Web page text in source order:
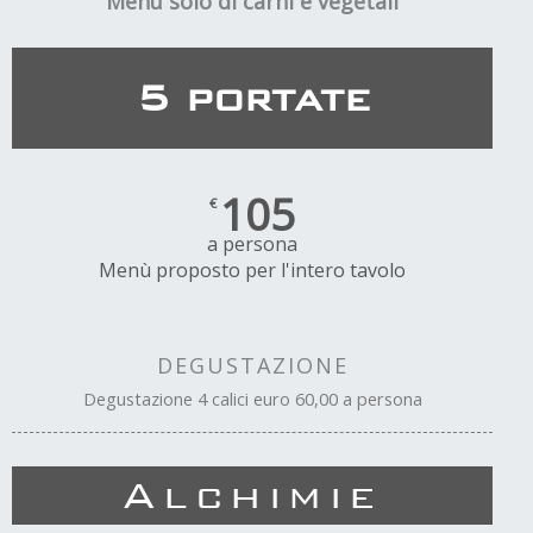
5 portate
€ 105
a persona
Menù proposto per l'intero tavolo
DEGUSTAZIONE
Degustazione 4 calici euro 60,00 a persona
Alchimie